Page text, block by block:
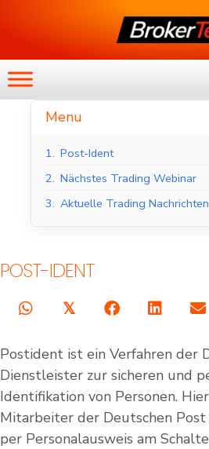
Menu
1. Post-Ident
2. Nächstes Trading Webinar
3. Aktuelle Trading Nachrichten
POST-IDENT
𝕏
Postident ist ein Verfahren der
Dienstleister zur sicheren und
Identifikation von Personen.
Mitarbeiter der Deutschen
per Personalausweis am